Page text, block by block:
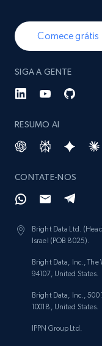
Comece grátis
SIGA A GENTE
RESUMO AI
CONTATE-NOS
Bright Data Ltd.
Israel (POB 8025).
Bright Data, Inc., The
94107, United States.
Bright Data, Inc., 500
10018, United States.
IPPN Group Ltd.